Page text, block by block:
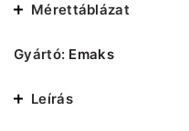
Mérettáblázat
Gyártó: Emaks
Leírás